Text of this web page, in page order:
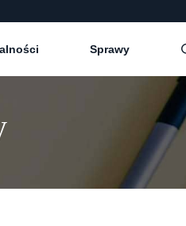
Sprawy